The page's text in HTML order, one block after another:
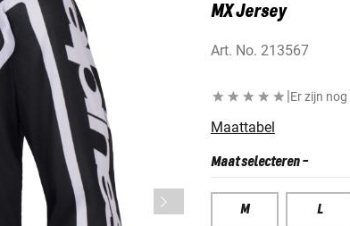
MX Jersey
Art. No. 213567
|Er zijn
Maattabel
Maat selecteren-
M L